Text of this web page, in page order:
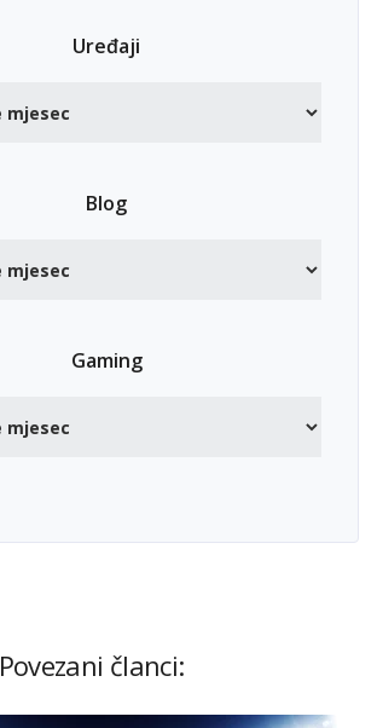
Uređaji
Blog
Gaming
Povezani članci: